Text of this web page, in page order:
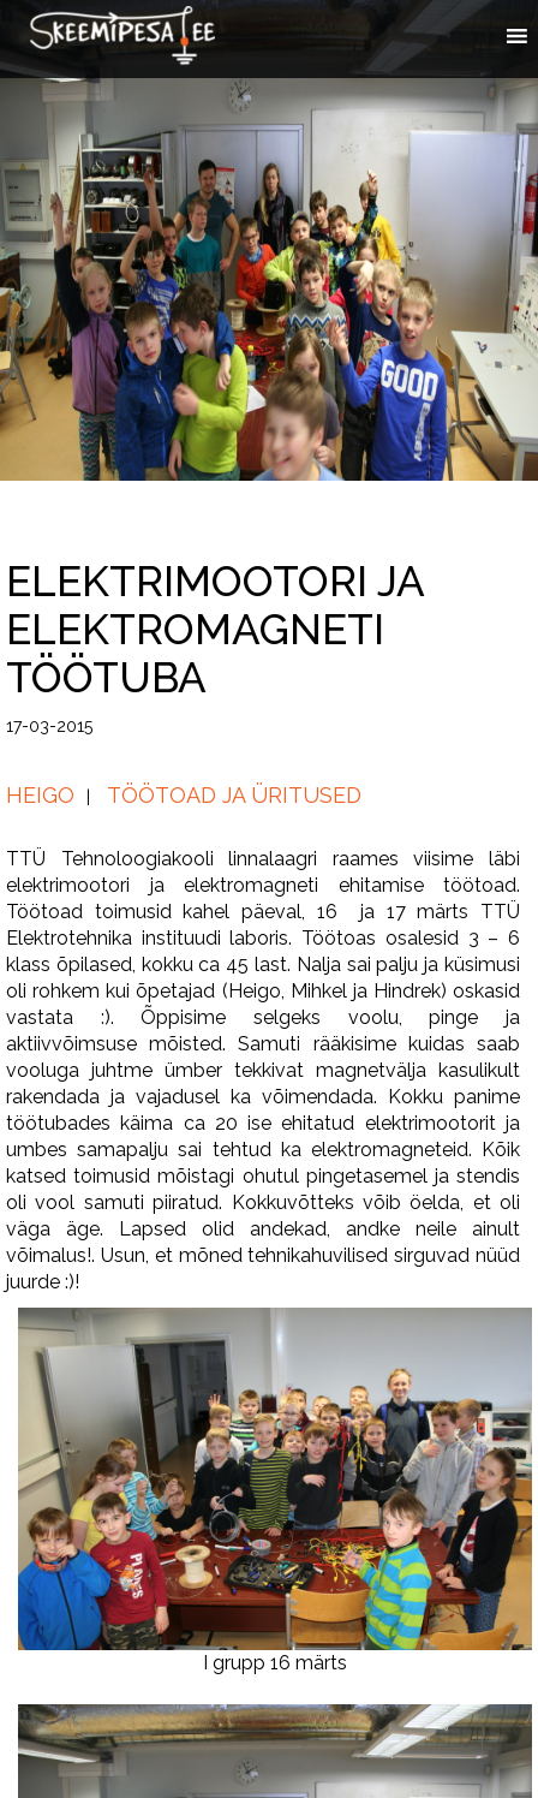
ELEKTRIMOOTORI JA
ELEKTROMAGNETI
TÖÖTUBA
17-03-2015
HEIGO TÖÖTOAD JA ÜRITUSED
TTÜ Tehnoloogiakooli linnalaagri raames viisime läbi
elektrimootori ja elektromagneti ehitamise töötoad.
Töötoad toimusid kahel päeval, 16 ja 17 märts TTÜ
Elektrotehnika instituudi laboris. Töötoas osalesid 3 – 6
klass õpilased, kokku ca 45 last. Nalja sai palju ja küsimusi
oli rohkem kui õpetajad (Heigo, Mihkel ja Hindrek) oskasid
vastata :). Õppisime selgeks voolu, pinge ja
aktiivvõimsuse mõisted. Samuti rääkisime kuidas saab
vooluga juhtme ümber tekkivat magnetvälja kasulikult
rakendada ja vajadusel ka võimendada. Kokku panime
töötubades käima ca 20 ise ehitatud elektrimootorit ja
umbes samapalju sai tehtud ka elektromagneteid. Kõik
katsed toimusid mõistagi ohutul pingetasemel ja stendis
oli vool samuti piiratud. Kokkuvõtteks võib öelda, et oli
väga äge. Lapsed olid andekad, andke neile ainult
võimalus!. Usun, et mõned tehnikahuvilised sirguvad nüüd
juurde :)!
I grupp 16 märts